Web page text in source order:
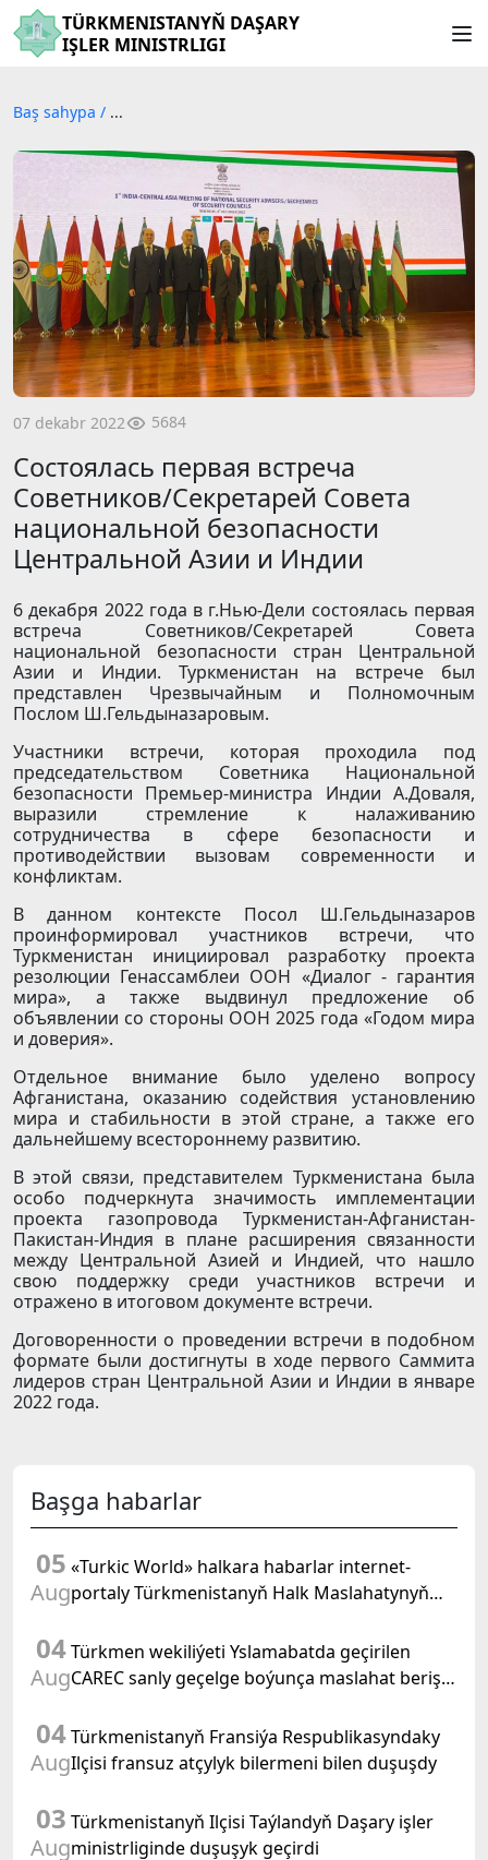
TÜRKMENISTANYŇ DAŞARY
IŞLER MINISTRLIGI
Baş sahypa / ...
07 dekabr 2022 5684
Состоялась первая встреча
Советников/Секретарей Совета
национальной безопасности
Центральной Азии и Индии
6 декабря 2022 года в г.Нью-Дели состоялась первая
встреча Советников/Секретарей Совета
национальной безопасности стран Центральной
Азии и Индии. Туркменистан на встрече был
представлен Чрезвычайным и Полномочным
Послом Ш.Гельдыназаровым.
Участники встречи, которая проходила под
председательством Советника Национальной
безопасности Премьер-министра Индии А.Доваля,
выразили стремление к налаживанию
сотрудничества в сфере безопасности и
противодействии вызовам современности и
конфликтам.
В данном контексте Посол Ш.Гельдыназаров
проинформировал участников встречи, что
Туркменистан инициировал разработку проекта
резолюции Генассамблеи ООН «Диалог - гарантия
мира», а также выдвинул предложение об
объявлении со стороны ООН 2025 года «Годом мира
и доверия».
Отдельное внимание было уделено вопросу
Афганистана, оказанию содействия установлению
мира и стабильности в этой стране, а также его
дальнейшему всестороннему развитию.
В этой связи, представителем Туркменистана была
особо подчеркнута значимость имплементации
проекта газопровода Туркменистан-Афганистан-
Пакистан-Индия в плане расширения связанности
между Центральной Азией и Индией, что нашло
свою поддержку среди участников встречи и
отражено в итоговом документе встречи.
Договоренности о проведении встречи в подобном
формате были достигнуты в ходе первого Саммита
лидеров стран Центральной Азии и Индии в январе
2022 года.
Başga habarlar
05
Aug
«Turkic World» halkara habarlar internet-
portaly Türkmenistanyň Halk Maslahatynyň
beýan eder
04
Aug
Türkmen wekiliýeti Yslamabatda geçirilen
CAREC sanly geçelge boýunça maslahat beriş
04
Aug
Türkmenistanyň Fransiýa Respublikasyndaky
Ilçisi fransuz atçylyk bilermeni bilen duşuşdy
03
Aug
Türkmenistanyň Ilçisi Taýlandyň Daşary işler
ministrliginde duşuşyk geçirdi